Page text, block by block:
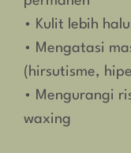
• Kulit lebih
• Mengatasi
(hirsutisme,
• Mengurangi
waxing